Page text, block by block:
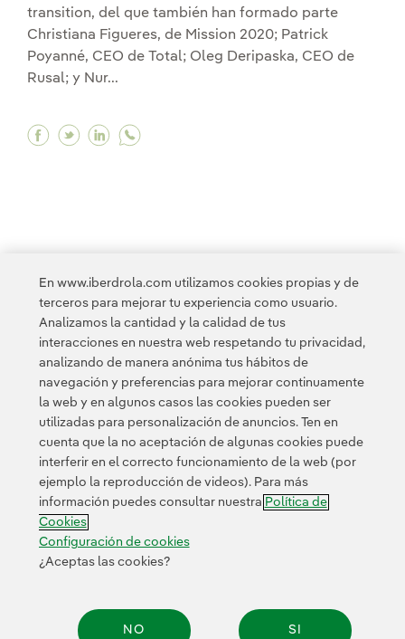
transition, del que también han formado parte
Christiana Figueres, de Mission 2020; Patrick
Poyanné, CEO de Total; Oleg Deripaska, CEO de
Rusal; y Nur...
Facebook Ignacio Galán defiende en Davos
Twitter Ignacio Galán defiende en Davos
Linkedin Ignacio Galán defiende en
< 1 2 3 4 5 6 7 8 9
11 12 13 14 15 16 17
Contacta Clientes Política de Privacidad Información legal
Transparencia en el uso de la IA
Configuración de cookies Accesibilidad
En www.iberdrola.com utilizamos cookies propias y de
terceros para mejorar tu experiencia como usuario.
Analizamos la cantidad y la calidad de tus
interacciones en nuestra web respetando tu privacidad,
analizando de manera anónima tus hábitos de
navegación y preferencias para mejorar continuamente
la web y en algunos casos las cookies pueden ser
utilizadas para personalización de anuncios. Ten en
cuenta que la no aceptación de algunas cookies puede
interferir en el correcto funcionamiento de la web (por
ejemplo la reproducción de videos). Para más
información puedes consultar nuestra Política de
Cookies
Configuración de cookies
¿Aceptas las cookies?
NO SI